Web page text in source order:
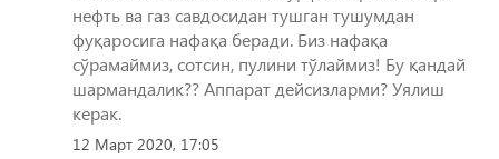
нефть ва газ савдосидан тушган тушумдан
фуқаросига нафақа беради. Биз нафақа
сўрамаймиз, сотсин, пулини тўлаймиз! Бу қандай
шармандалик?? Аппарат дейсизларми? Уялиш
керак.
12 Март 2020, 17:05